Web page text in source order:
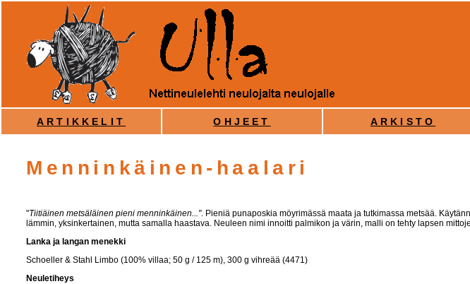
ARTIKKELIT OHJEET ARKISTO
Menninkäinen-haalari
"Tiitiäinen metsäläinen pieni menninkäinen...". Pieniä punaposkia möyrimässä maata ja tutkimassa metsää.
lämmin, yksinkertainen, mutta samalla haastava. Neuleen nimi innoitti palmikon ja värin, malli on tehty lapsen
Lanka ja langan menekki
Schoeller & Stahl Limbo (100% villaa; 50 g / 125 m), 300 g vihreää (4471)
Neuletiheys